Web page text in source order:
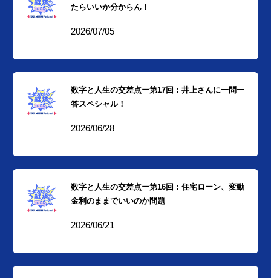
たらいいか分からん！
2026/07/05
数字と人生の交差点ー第17回：井上さんに一問一
答スペシャル！
2026/06/28
数字と人生の交差点ー第16回：住宅ローン、変動
金利のままでいいのか問題
2026/06/21